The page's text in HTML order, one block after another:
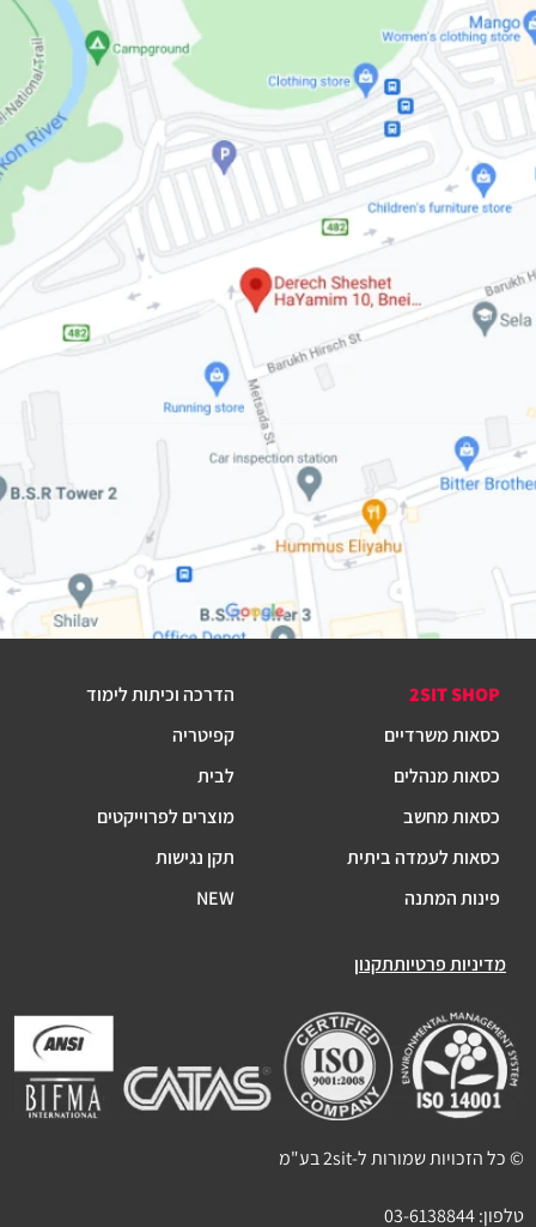
2SIT SHOP
כסאות משרדיים
כסאות מנהלים
כסאות מחשב
כסאות לעמדה ביתית
פינות המתנה
הדרכה וכיתות לימוד
קפיטריה
לבית
מוצרים לפרוייקטים
תקן נגישות
NEW
מדיניות פרטיותתקנון
© כל הזכויות שמורות ל-2sit בע"מ
טלפון:03-6138844